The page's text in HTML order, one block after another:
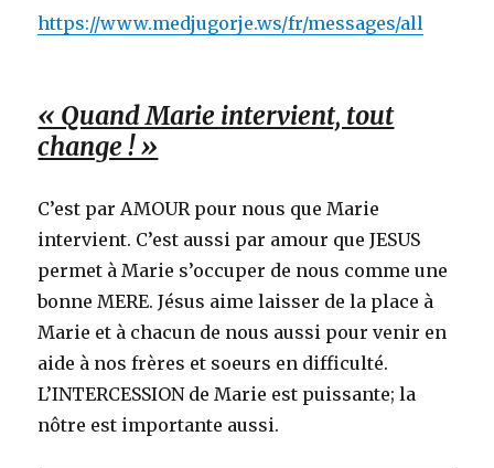
https://www.medjugorje.ws/fr/messages/all
« Quand Marie intervient, tout
change ! »
C’est par AMOUR pour nous que Marie
intervient. C’est aussi par amour que JESUS
permet à Marie s’occuper de nous comme une
bonne MERE. Jésus aime laisser de la place à
Marie et à chacun de nous aussi pour venir en
aide à nos frères et soeurs en difficulté.
L’INTERCESSION de Marie est puissante; la
nôtre est importante aussi.